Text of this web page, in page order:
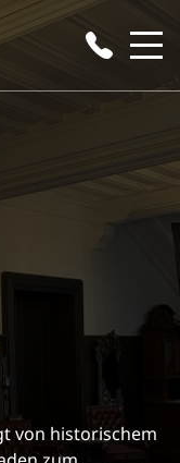
von historischem